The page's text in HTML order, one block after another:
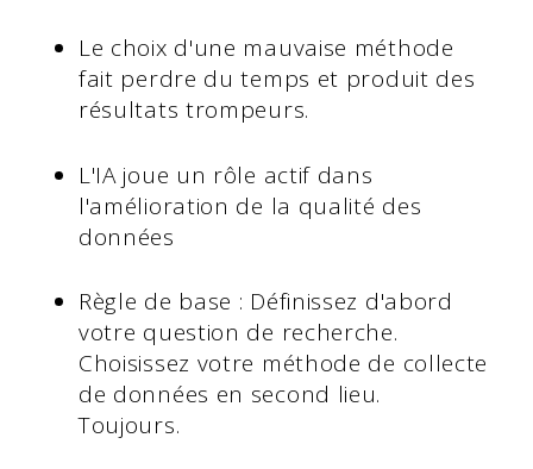
Le choix d'une mauvaise méthode
fait perdre du temps et produit des
résultats trompeurs.
L'IA joue un rôle actif dans
l'amélioration de la qualité des
données
Règle de base : Définissez d'abord
votre question de recherche.
Choisissez votre méthode de collecte
de données en second lieu.
Toujours.